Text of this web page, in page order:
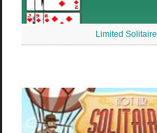
Limited Solitaire